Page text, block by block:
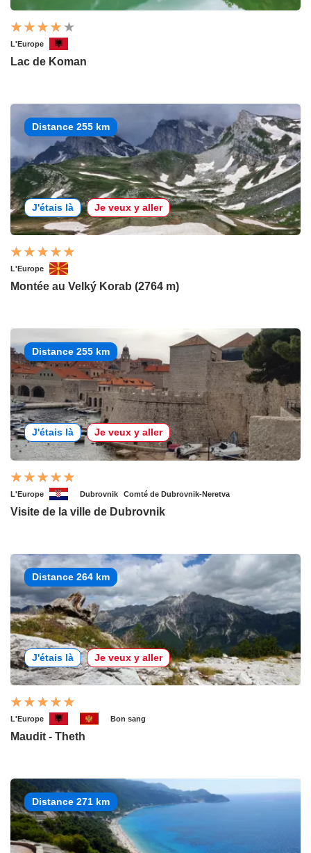
L'Europe
Lac de Koman
Distance 255 km
J'étais là Je veux y aller
L'Europe
Montée au Velký Korab (2764 m)
Distance 255 km
J'étais là Je veux y aller
L'Europe Dubrovnik Comté de Dubrovnik-Neretva
Visite de la ville de Dubrovnik
Distance 264 km
J'étais là Je veux y aller
L'Europe Bon sang
Maudit - Theth
Distance 271 km